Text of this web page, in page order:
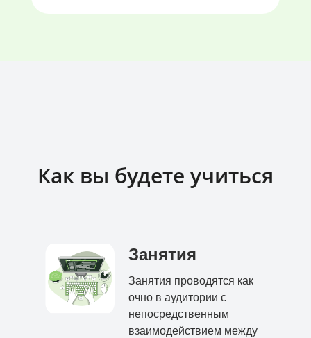
Как вы будете учиться
Занятия
Занятия проводятся как
очно в аудитории с
непосредственным
взаимодействием между